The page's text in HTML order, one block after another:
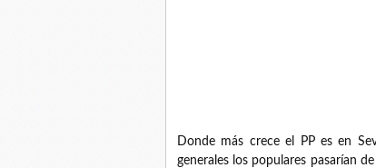
Donde más crece el PP es en
generales los populares pasarían